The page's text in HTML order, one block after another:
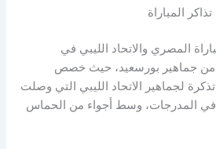
المباراة
المصري والاتحاد الليبي في
من جماهير بورسعيد، حيث خصص
مسؤولو النادي نحو 600 تذكرة لجماهير الاتحاد الليبي التي وصلت
في المدرجات، وسط أجواء من الحماس